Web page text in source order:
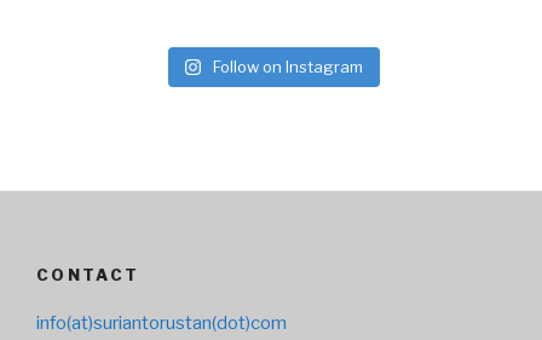
Follow on Instagram
CONTACT
info(at)suriantorustan(dot)com